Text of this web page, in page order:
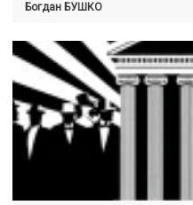
Богдан БУШКО